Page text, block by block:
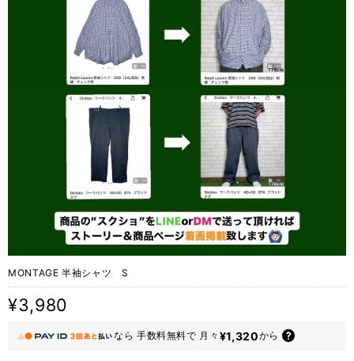
MONTAGE 半袖シャツ S
¥3,980
なら 手数料無料で 月々 ¥1,320から